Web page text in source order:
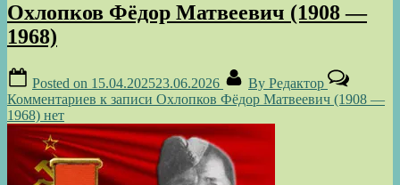
Охлопков Фёдор Матвеевич (1908 —
1968)
Posted on 15.04.202523.06.2026 By Редактор
Комментариев к записи Охлопков Фёдор Матвеевич (1908 —
1968) нет